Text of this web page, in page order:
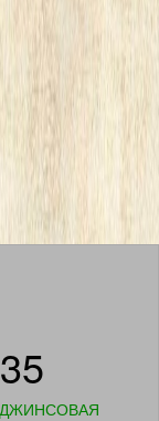
ДЖИНСОВАЯ